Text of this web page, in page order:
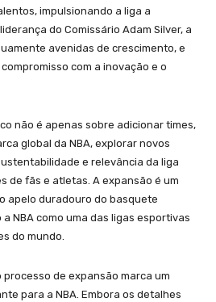
impulsionando a liga a
do Comissário Adam Silver, a
avenidas de crescimento, e
com a inovação e o
não é apenas sobre adicionar times,
global da NBA, explorar novos
e relevância da liga
de fãs e atletas. A expansão é um
apelo duradouro do basquete
NBA como uma das ligas esportivas
do mundo.
de expansão marca um
para a NBA. Embora os detalhes